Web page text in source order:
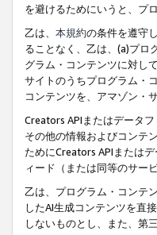
を避けるためにいうと、プ
乙は、 本規約の条件を遵守
ることなく、乙は、(a)プロ
グラム・コンテンツに対し
サイトのうちプログラム・
コンテンツを、アマゾン・
Creators APIまたはデータ
その他の情報およびコンテ
ためにCreators APIまたは
ィード（または同等のサー
乙は、プログラム・コンテ
したAI生成コンテンツを直
しないものとし、また、第